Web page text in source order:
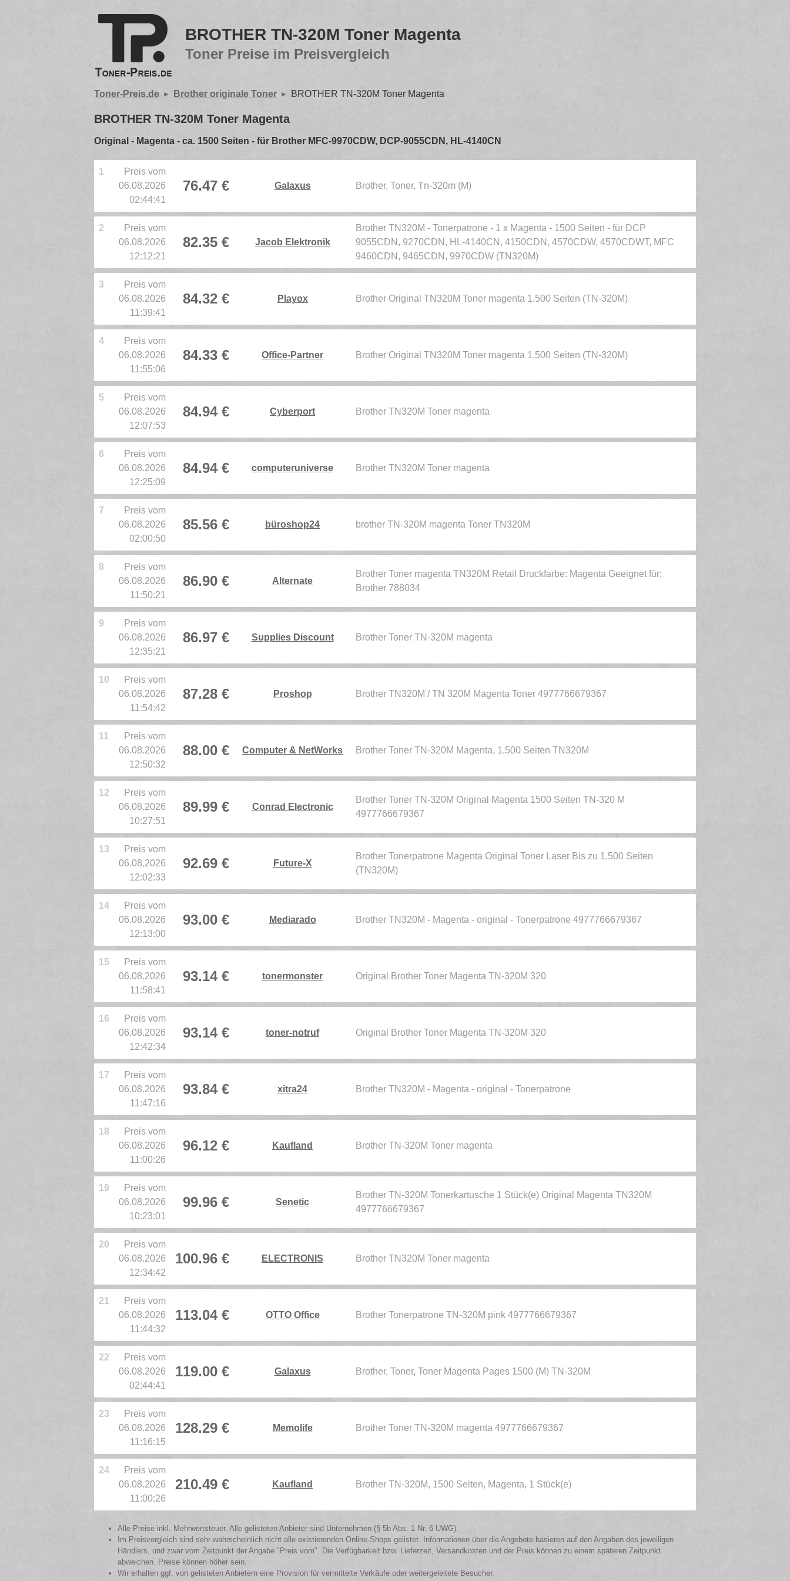
BROTHER TN-320M Toner Magenta
Toner Preise im Preisvergleich
Toner-Preis.de Brother originale Toner BROTHER TN-320M Toner Magenta
BROTHER TN-320M Toner Magenta
Original - Magenta - ca. 1500 Seiten - für Brother MFC-9970CDW, DCP-9055CDN, HL-4140CN
1
Preis vom
06.08.2026
02:44:41
76.47 € Galaxus Brother, Toner, Tn-320m (M)
2
Preis vom
06.08.2026
12:12:21
82.35 € Jacob Elektronik
Brother TN320M - Tonerpatrone - 1 x Magenta - 1500 Seiten - für DCP
9055CDN, 9270CDN, HL-4140CN, 4150CDN, 4570CDW, 4570CDWT, MFC
9460CDN, 9465CDN, 9970CDW (TN320M)
3
Preis vom
06.08.2026
11:39:41
84.32 € Playox Brother Original TN320M Toner magenta 1.500 Seiten (TN-320M)
4
Preis vom
06.08.2026
11:55:06
84.33 € Office-Partner Brother Original TN320M Toner magenta 1.500 Seiten (TN-320M)
5
Preis vom
06.08.2026
12:07:53
84.94 € Cyberport Brother TN320M Toner magenta
6
Preis vom
06.08.2026
12:25:09
84.94 € computeruniverse Brother TN320M Toner magenta
7
Preis vom
06.08.2026
02:00:50
85.56 € büroshop24 brother TN-320M magenta Toner TN320M
8
Preis vom
06.08.2026
11:50:21
86.90 € Alternate
Brother Toner magenta TN320M Retail Druckfarbe: Magenta Geeignet für:
Brother 788034
9
Preis vom
06.08.2026
12:35:21
86.97 € Supplies Discount Brother Toner TN-320M magenta
10
Preis vom
06.08.2026
11:54:42
87.28 € Proshop Brother TN320M / TN 320M Magenta Toner 4977766679367
11
Preis vom
06.08.2026
12:50:32
88.00 € Computer & NetWorks Brother Toner TN-320M Magenta, 1.500 Seiten TN320M
12
Preis vom
06.08.2026
10:27:51
89.99 € Conrad Electronic
Brother Toner TN-320M Original Magenta 1500 Seiten TN-320 M
4977766679367
13
Preis vom
06.08.2026
12:02:33
92.69 € Future-X
Brother Tonerpatrone Magenta Original Toner Laser Bis zu 1.500 Seiten
(TN320M)
14
Preis vom
06.08.2026
12:13:00
93.00 € Mediarado Brother TN320M - Magenta - original - Tonerpatrone 4977766679367
15
Preis vom
06.08.2026
11:58:41
93.14 € tonermonster Original Brother Toner Magenta TN-320M 320
16
Preis vom
06.08.2026
12:42:34
93.14 € toner-notruf Original Brother Toner Magenta TN-320M 320
17
Preis vom
06.08.2026
11:47:16
93.84 € xitra24 Brother TN320M - Magenta - original - Tonerpatrone
18
Preis vom
06.08.2026
11:00:26
96.12 € Kaufland Brother TN-320M Toner magenta
19
Preis vom
06.08.2026
10:23:01
99.96 € Senetic
Brother TN-320M Tonerkartusche 1 Stück(e) Original Magenta TN320M
4977766679367
20
Preis vom
06.08.2026
12:34:42
100.96 € ELECTRONIS Brother TN320M Toner magenta
21
Preis vom
06.08.2026
11:44:32
113.04 € OTTO Office Brother Tonerpatrone TN-320M pink 4977766679367
22
Preis vom
06.08.2026
02:44:41
119.00 € Galaxus Brother, Toner, Toner Magenta Pages 1500 (M) TN-320M
23
Preis vom
06.08.2026
11:16:15
128.29 € Memolife Brother Toner TN-320M magenta 4977766679367
24
Preis vom
06.08.2026
11:00:26
210.49 € Kaufland Brother TN-320M, 1500 Seiten, Magenta, 1 Stück(e)
Alle Preise inkl. Mehrwertsteuer. Alle gelisteten Anbieter sind Unternehmen (§ 5b Abs. 1 Nr. 6 UWG).
Im Preisvergleich sind sehr wahrscheinlich nicht alle existierenden Online-Shops gelistet. Informationen über die Angebote basieren auf den Angaben des jeweiligen
Händlers, und zwar vom Zeitpunkt der Angabe "Preis vom". Die Verfügbarkeit bzw. Lieferzeit, Versandkosten und der Preis können zu einem späteren Zeitpunkt
abweichen. Preise können höher sein.
Wir erhalten ggf. von gelisteten Anbietern eine Provision für vermittelte Verkäufe oder weitergeleitete Besucher.